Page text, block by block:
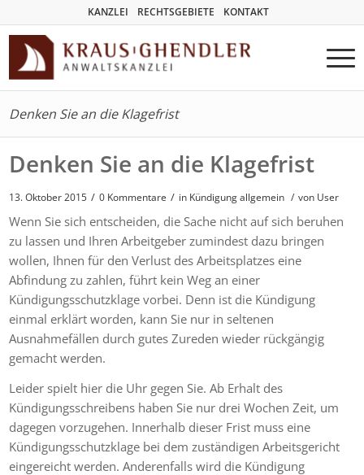
KANZLEI RECHTSGEBIETE KONTAKT
Denken Sie an die Klagefrist
Denken Sie an die Klagefrist
13. Oktober 2015 / 0 Kommentare / in Kündigung allgemein / von User
Wenn Sie sich entscheiden, die Sache nicht auf sich beruhen
zu lassen und Ihren Arbeitgeber zumindest dazu bringen
wollen, Ihnen für den Verlust des Arbeitsplatzes eine
Abfindung zu zahlen, führt kein Weg an einer
Kündigungsschutzklage vorbei. Denn ist die Kündigung
einmal erklärt worden, kann Sie nur in seltenen
Ausnahmefällen durch gutes Zureden wieder rückgängig
gemacht werden.
Leider spielt hier die Uhr gegen Sie. Ab Erhalt des
Kündigungsschreibens haben Sie nur drei Wochen Zeit, um
dagegen vorzugehen. Innerhalb dieser Frist muss eine
Kündigungsschutzklage bei dem zuständigen Arbeitsgericht
eingereicht werden. Anderenfalls wird die Kündigung